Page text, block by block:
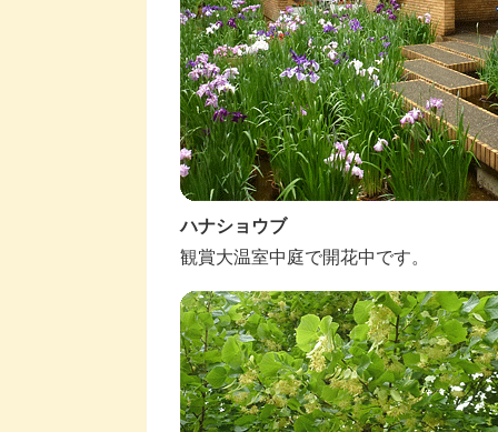
ハナショウブ
観賞大温室中庭で開花中です。